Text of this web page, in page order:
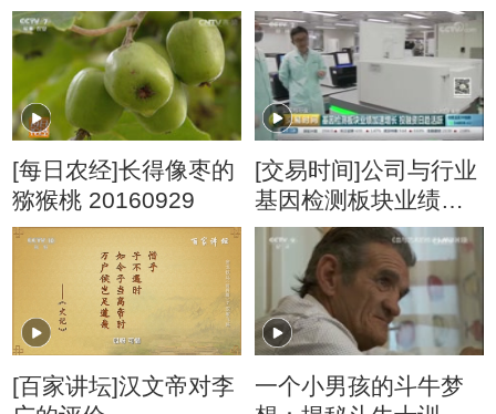
唱：阿云嘎
术女神
[每日农经]长得像枣的
猕猴桃 20160929
[交易时间]公司与行业
基因检测板块业绩加
速增长 投融资日趋活
[百家讲坛]汉文帝对李
一个小男孩的斗牛梦